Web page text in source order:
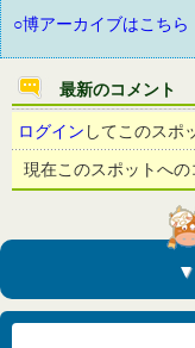
○博アーカイブはこちら
最新のコメント
ログイン してこのスポ
現在このスポットへの
▼